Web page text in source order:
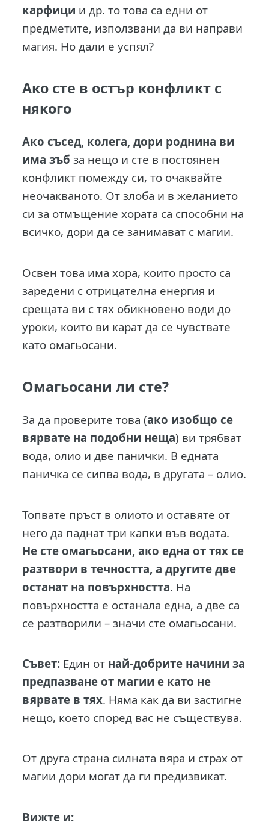
карфици и др. то това са едни от
предметите, използвани да ви направи
магия. Но дали е успял?
Ако сте в остър конфликт с
някого
Ако съсед, колега, дори роднина ви
има зъб за нещо и сте в постоянен
конфликт помежду си, то очаквайте
неочакваното. От злоба и в желанието
си за отмъщение хората са способни на
всичко, дори да се занимават с магии.
Освен това има хора, които просто са
заредени с отрицателна енергия и
срещата ви с тях обикновено води до
уроки, които ви карат да се чувствате
като омагьосани.
Омагьосани ли сте?
За да проверите това (ако изобщо се
вярвате на подобни неща) ви трябват
вода, олио и две панички. В едната
паничка се сипва вода, в другата – олио.
Топвате пръст в олиото и оставяте от
него да паднат три капки във водата.
Не сте омагьосани, ако една от тях се
разтвори в течността, а другите две
останат на повърхността. На
повърхността е останала една, а две са
се разтворили – значи сте омагьосани.
Съвет: Един от най-добрите начини за
предпазване от магии е като не
вярвате в тях. Няма как да ви застигне
нещо, което според вас не съществува.
От друга страна силната вяра и страх от
магии дори могат да ги предизвикат.
Вижте и: